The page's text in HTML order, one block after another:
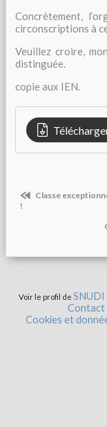
Concrètement,
circonscriptions à
Veuillez croire,
distinguée.
copie aux IEN.
Classe
!
Voir le profil deSNUDI
Contact
Cookies et